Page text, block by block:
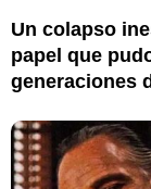
Un colapso
papel que
generaciones